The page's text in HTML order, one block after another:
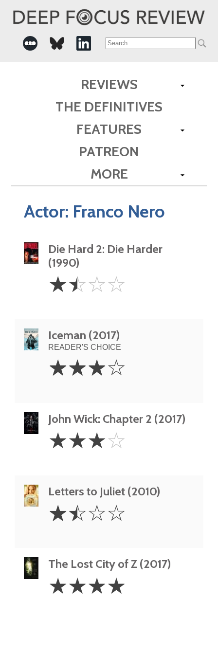
Search
REVIEWS
THE DEFINITIVES
FEATURES
PATREON
MORE
Actor: Franco Nero
Die Hard 2: Die Harder
(1990)
1.5
Stars
☆☆☆☆
Iceman (2017)
READER'S CHOICE
Stars
☆☆☆☆
John Wick: Chapter 2 (2017)
Stars
☆☆☆☆
Letters to Juliet (2010)
1.5
Stars
☆☆☆☆
The Lost City of Z (2017)
Stars
☆☆☆☆